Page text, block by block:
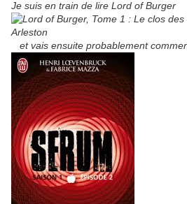
Je suis en train de lire Lord of Burger
et vais ensuite probablement